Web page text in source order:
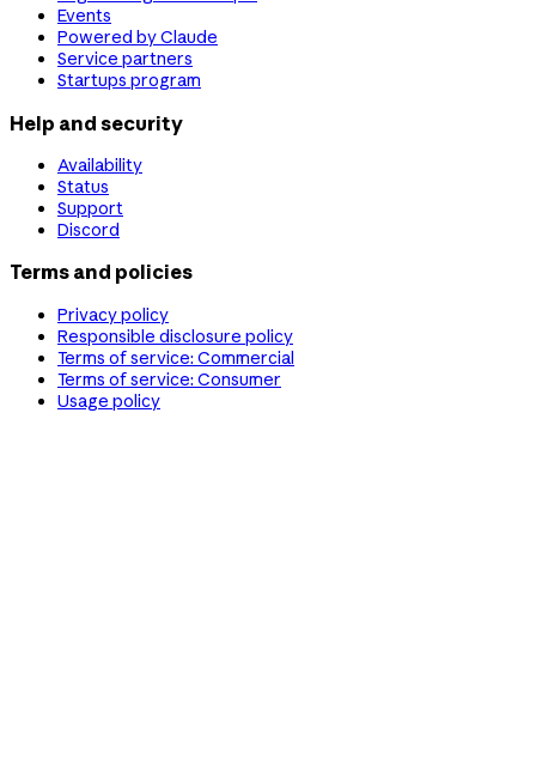
Events
Powered by Claude
Service partners
Startups program
Help and security
Availability
Status
Support
Discord
Terms and policies
Privacy policy
Responsible disclosure policy
Terms of service: Commercial
Terms of service: Consumer
Usage policy